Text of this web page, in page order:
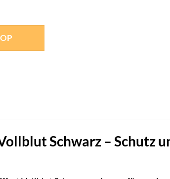
Schwarz – Schutz